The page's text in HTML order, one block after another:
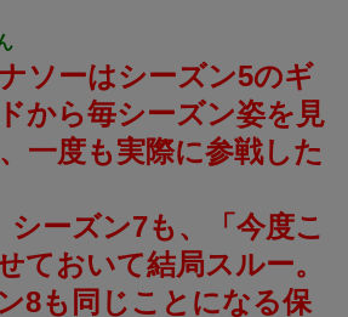
ソーはシーズン5のギ
から毎シーズン姿を見
一度も実際に参戦した
シーズン7も、「今度こ
ておいて結局スルー。
8も同じことになる保